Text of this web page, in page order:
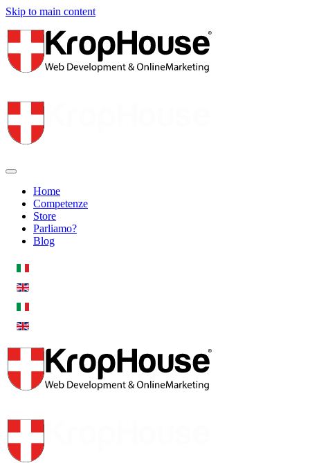
Skip to main content
Home
Competenze
Store
Parliamo?
Blog